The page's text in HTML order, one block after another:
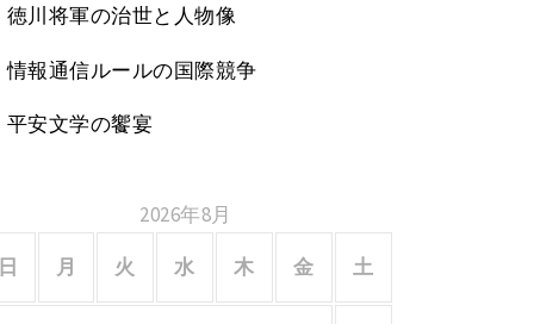
徳川将軍の治世と人物像
情報通信ルールの国際競争
平安文学の饗宴
2026年8月
月 火 水 木 金 土